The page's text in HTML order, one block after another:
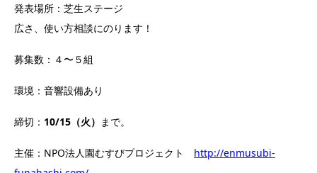
発表場所：芝生ステージ
広さ、使い方相談にのります！
募集数：４〜５組
環境：音響設備あり
締切： 10/15（火） まで。
主催：NPO法人園むすびプロジェクト http://enmusubi-